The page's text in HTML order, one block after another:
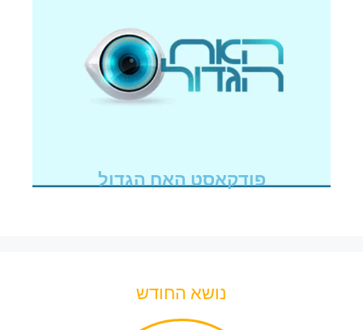
פודקאסט האח הגדול
נושא החודש